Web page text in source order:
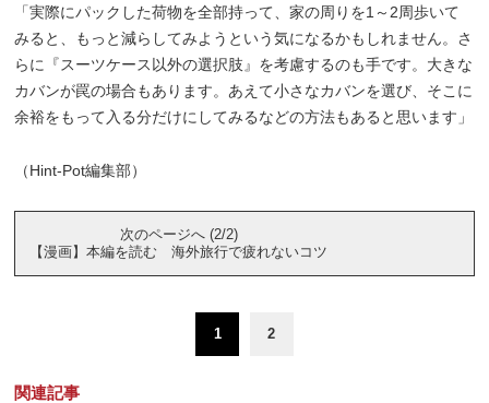
「実際にパックした荷物を全部持って、家の周りを1～2周歩いて
みると、もっと減らしてみようという気になるかもしれません。さ
らに『スーツケース以外の選択肢』を考慮するのも手です。大きな
カバンが罠の場合もあります。あえて小さなカバンを選び、そこに
余裕をもって入る分だけにしてみるなどの方法もあると思います」
（Hint-Pot編集部）
次のページへ (2/2)
【漫画】本編を読む 海外旅行で疲れないコツ
1 2
関連記事